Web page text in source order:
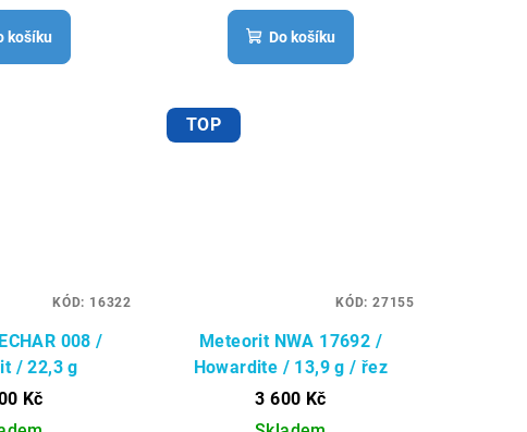
košíku Do košíku
008 /
/ 22,3 g
Kč
KÓD: 16322
TOP
Meteorit NWA 17692 /
Howardite / 13,9 g / řez
3 600 Kč
KÓD: 27155